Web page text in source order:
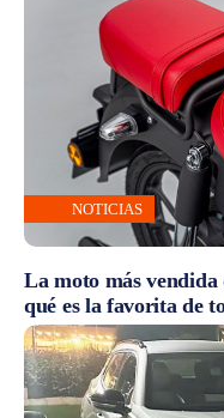
NOTICIAS
La moto más
qué es la favorita de